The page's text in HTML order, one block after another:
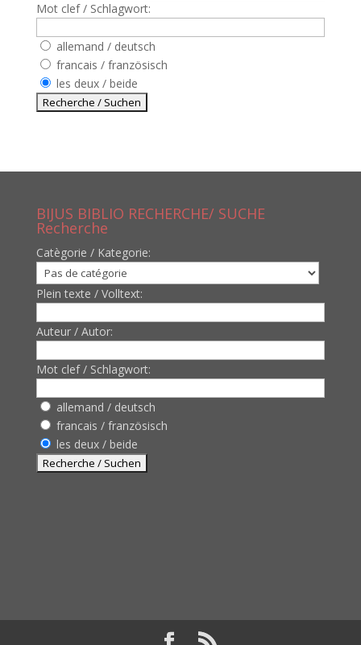
Mot clef / Schlagwort:
allemand / deutsch
francais / französisch
les deux / beide
BIJUS BIBLIO RECHERCHE/ SUCHE
Recherche
Catègorie / Kategorie:
Plein texte / Volltext:
Auteur / Autor:
Mot clef / Schlagwort:
allemand / deutsch
francais / französisch
les deux / beide